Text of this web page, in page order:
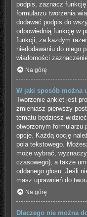
podpis, zaznacz funkcję
formularzu tworzenia
dodawać podpis do
odpowiednią funkcję w
funkcji, za każdym
niedodawaniu do niego
wiadomości
Na górę
W jaki sposób można
Tworzenie ankiet jest
zmieniasz pierwszy
tematu będziesz
otworzonym formularzu
opcje. Każdą opcję
pola tekstowego.
może wybrać,
czasowego), a także
oddanego głosu. Jeśli
masz uprawnień do
Na górę
Dlaczego nie można